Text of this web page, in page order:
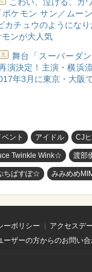
ポケモン サン／ムー
カチュウのようにな
モンが大人気
舞台「スーパーダ
演決定！主演・横浜
年3月に東京・大阪
ベント アイドル CJ
Twinkle Wink☆ 渡部
ちぱすぽ☆ みみめめ
ーポリシー アクセスデ
ーザーの方からのお問い